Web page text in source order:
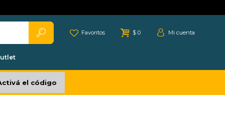
$ 0
Favoritos
el código